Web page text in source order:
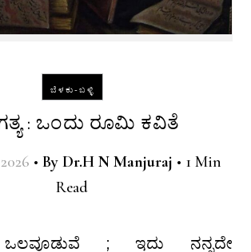
ಬೆಳಕು-ಬಳ್ಳಿ
: ಒಂದು ರೂಮಿ ಕವಿತೆ
• By Dr.H N Manjuraj • 1 Min
Read